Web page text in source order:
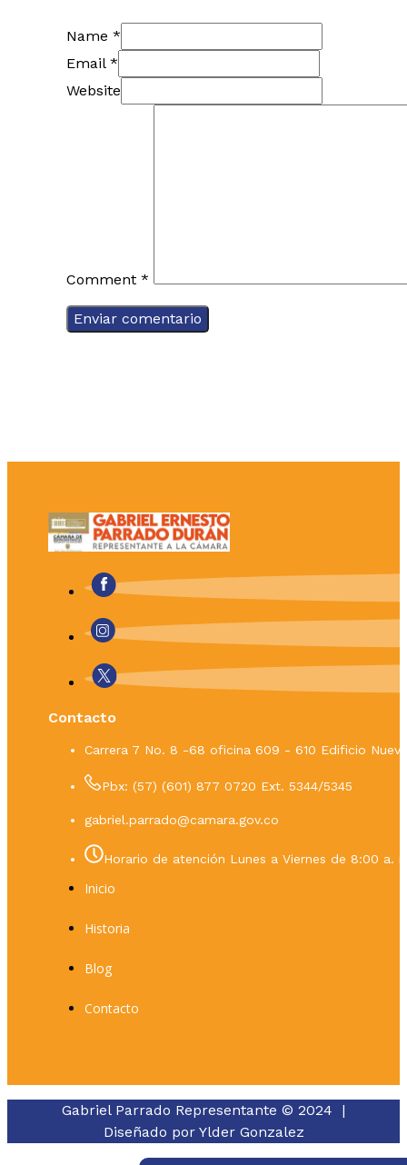
Name *
Email *
Website
Comment *
Contacto
Carrera 7 No. 8 -68 oficina 609 - 610 Edificio
Pbx: (57) (601) 877 0720 Ext. 5344/5345
gabriel.parrado@camara.gov.co
Horario de atención Lunes a Viernes de 8:00 a.
Inicio
Historia
Blog
Contacto
Gabriel Parrado Representante © 2024 |
Diseñado por Ylder Gonzalez